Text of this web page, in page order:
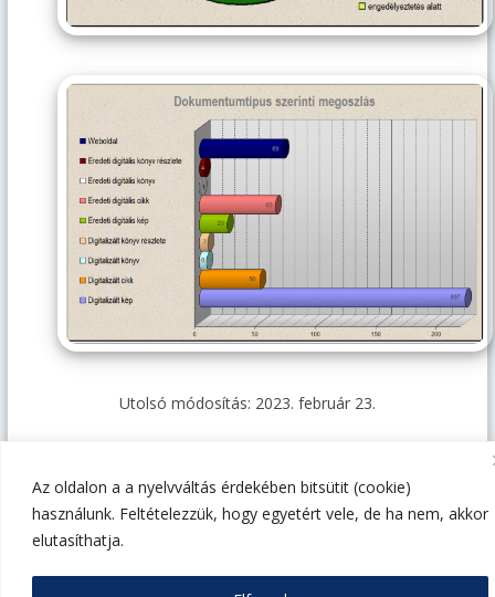
Az oldalon a a nyelvváltás érdekében bitsütit (cookie)
használunk. Feltételezzük, hogy egyetért vele, de ha nem, akkor
elutasíthatja.
Utolsó módosítás: 2023. február 23.
1014 Budapest, Szent György tér 4-5-6.